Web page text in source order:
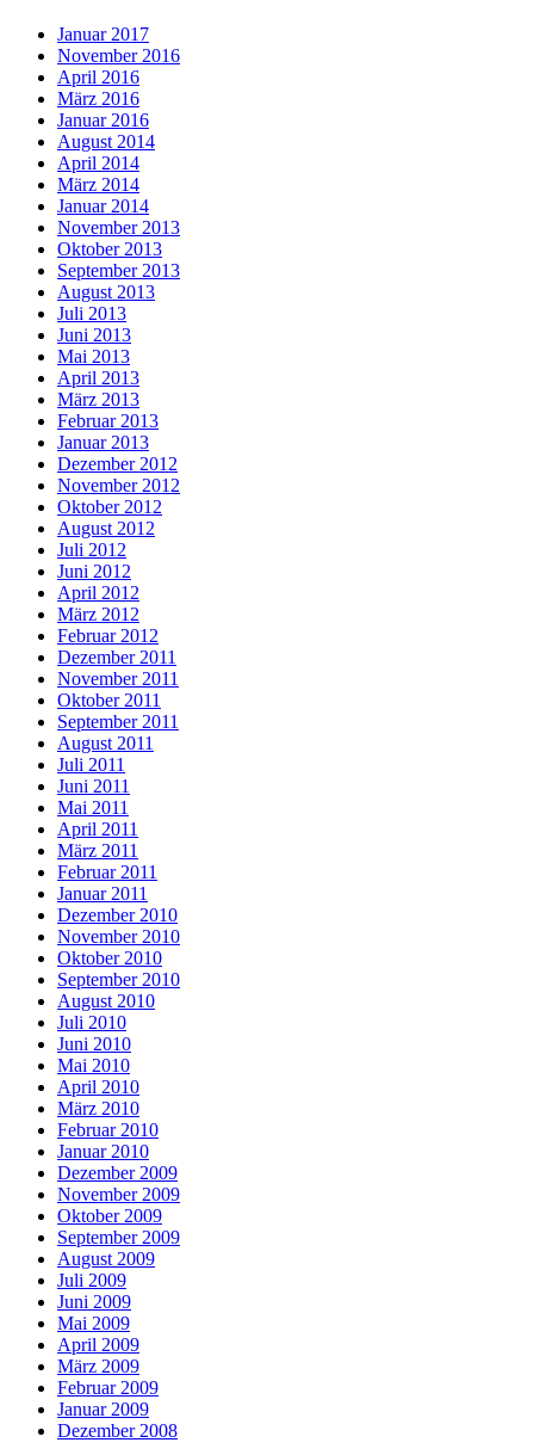
Januar 2017
November 2016
April 2016
März 2016
Januar 2016
August 2014
April 2014
März 2014
Januar 2014
November 2013
Oktober 2013
September 2013
August 2013
Juli 2013
Juni 2013
Mai 2013
April 2013
März 2013
Februar 2013
Januar 2013
Dezember 2012
November 2012
Oktober 2012
August 2012
Juli 2012
Juni 2012
April 2012
März 2012
Februar 2012
Dezember 2011
November 2011
Oktober 2011
September 2011
August 2011
Juli 2011
Juni 2011
Mai 2011
April 2011
März 2011
Februar 2011
Januar 2011
Dezember 2010
November 2010
Oktober 2010
September 2010
August 2010
Juli 2010
Juni 2010
Mai 2010
April 2010
März 2010
Februar 2010
Januar 2010
Dezember 2009
November 2009
Oktober 2009
September 2009
August 2009
Juli 2009
Juni 2009
Mai 2009
April 2009
März 2009
Februar 2009
Januar 2009
Dezember 2008